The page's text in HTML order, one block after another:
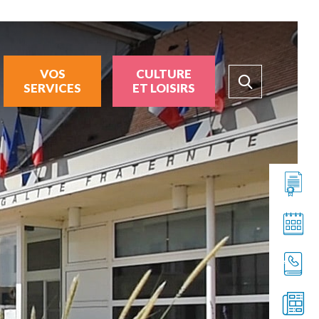
VOS
SERVICES
CULTURE
ET LOISIRS